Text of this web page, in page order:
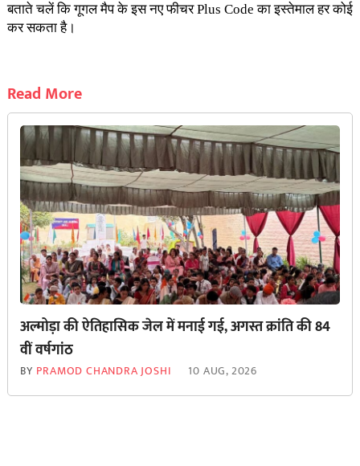
बताते चलें कि गूगल मैप के इस नए फीचर Plus Code का इस्तेमाल हर कोई
कर सकता है।
Read More
अल्मोड़ा की ऐतिहासिक जेल में मनाई गई, अगस्त क्रांति की 84
वीं वर्षगांठ
BY PRAMOD CHANDRA JOSHI 10 AUG, 2026